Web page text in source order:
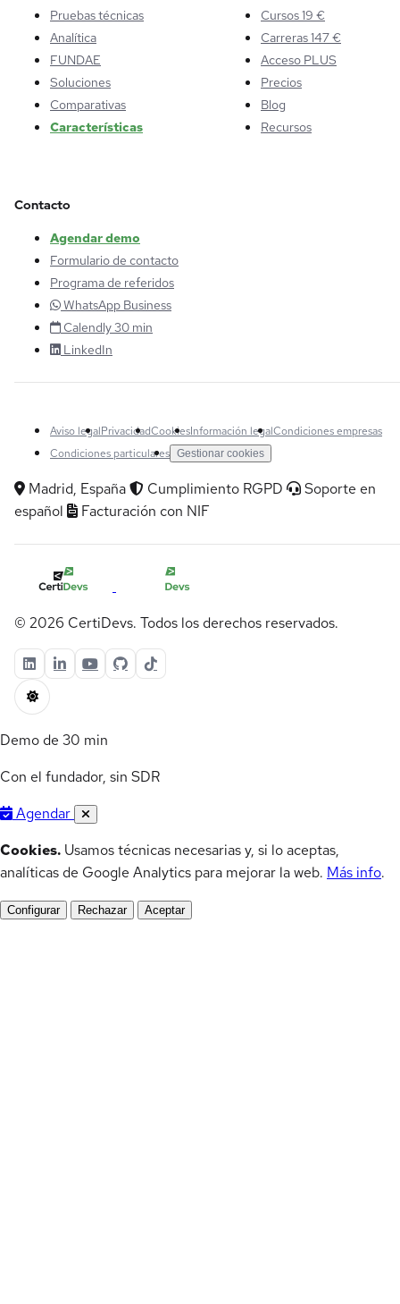
Pruebas técnicas
Analítica
FUNDAE
Soluciones
Comparativas
Características
Cursos 19 €
Carreras 147 €
Acceso PLUS
Precios
Blog
Recursos
Contacto
Agendar demo
Formulario de contacto
Programa de referidos
WhatsApp Business
Calendly 30 min
LinkedIn
Aviso legalPrivacidadCookiesInformación legalCondiciones empresas
Condiciones particulares Gestionar cookies
Madrid, España Cumplimiento RGPD
Soporte en
español
Facturación con NIF
© 2026 CertiDevs. Todos los derechos reservados.
Demo de 30 min
Con el fundador, sin SDR
Agendar
Cookies. Usamos técnicas necesarias y, si lo aceptas,
analíticas de Google Analytics para mejorar la web. Más info.
Configurar Rechazar Aceptar